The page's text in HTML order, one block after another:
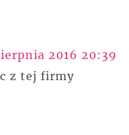
2016 20:39
z tej firmy